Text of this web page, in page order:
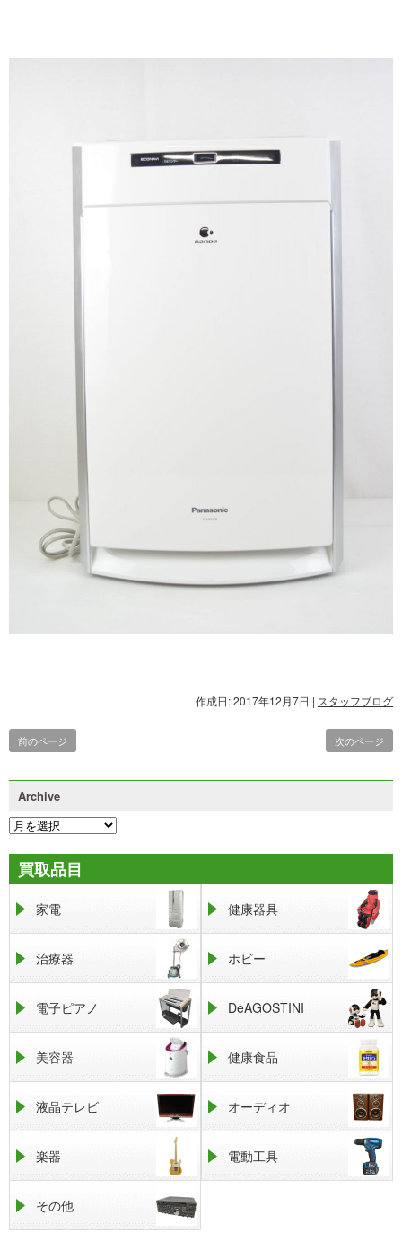
作成日: 2017年12月7日 | スタッフブログ
前のページ 次のページ
Archive
買取品目
家電 健康器具
治療器 ホビー
電子ピアノ DeAGOSTINI
美容器 健康食品
液晶テレビ オーディオ
楽器 電動工具
その他